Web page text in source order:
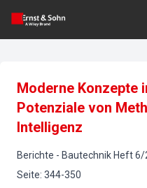
Moderne Konzepte
Potenziale von
Intelligenz
Berichte - Bautechnik Heft6/
Seite: 344-350